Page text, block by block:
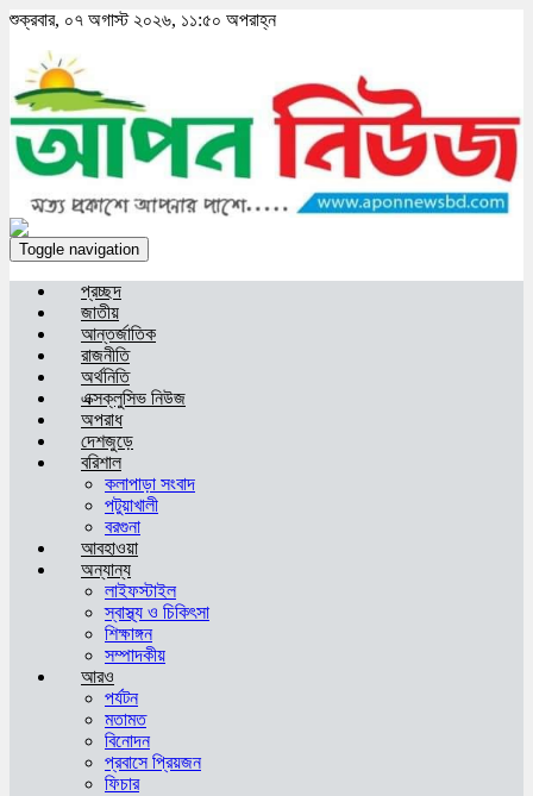
শুক্রবার, ০৭ অগাস্ট ২০২৬, ১১:৫০ অপরাহ্ন
Toggle navigation
প্রচ্ছদ
জাতীয়
আন্তর্জাতিক
রাজনীতি
অর্থনিতি
এক্সক্লুসিভ নিউজ
অপরাধ
দেশজুড়ে
বরিশাল
কলাপাড়া সংবাদ
পটুয়াখালী
বরগুনা
আবহাওয়া
অন্যান্য
লাইফস্টাইল
স্বাস্থ্য ও চিকিৎসা
শিক্ষাঙ্গন
সম্পাদকীয়
আরও
পর্যটন
মতামত
বিনোদন
প্রবাসে প্রিয়জন
ফিচার